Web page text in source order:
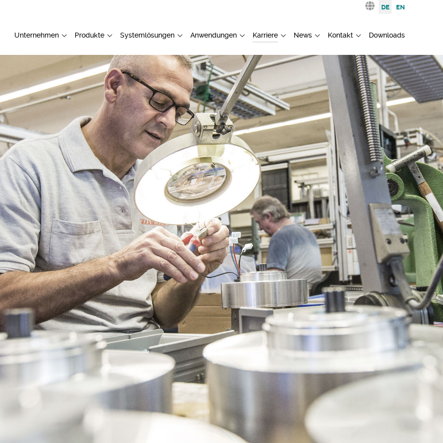
Sprache auswählen
DE EN
Unternehmen Produkte Systemlösungen Anwendungen Karriere News Kontakt Downloads